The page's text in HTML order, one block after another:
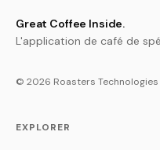
Great Coffee Inside.
L'application de café de
© 2026 Roasters Technologies
EXPLORER